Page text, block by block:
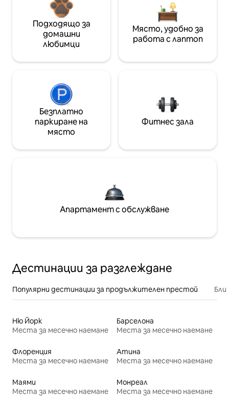
Подходящо за
домашни
любимци
Място, удобно за
работа с лаптоп
Безплатно
паркиране на
място
Фитнес зала
Апартамент с обслужване
Дестинации за разглеждане
Популярни дестинации за продължителен престой
Ню Йорк
Места за месечно наемане
Барселона
Места за месечно наемане
Флоренция
Места за месечно наемане
Атина
Места за месечно наемане
Маями
Места за месечно наемане
Монреал
Места за месечно наемане